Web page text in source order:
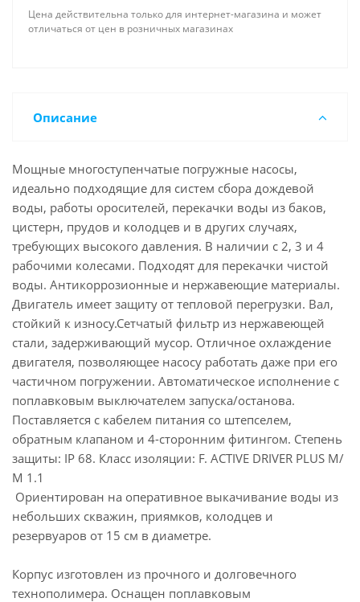
исполнение с поплавковым выключателем
запуска/останова. Поставляется с кабелем питания
Цена действительна только для интернет-магазина и может
отличаться от цен в розничных магазинах
Описание
Мощные многоступенчатые погружные насосы,
идеально подходящие для систем сбора дождевой
воды, работы оросителей, перекачки воды из баков,
цистерн, прудов и колодцев и в других случаях,
требующих высокого давления. В наличии с 2, 3 и 4
рабочими колесами. Подходят для перекачки чистой
воды. Антикоррозионные и нержавеющие материалы.
Двигатель имеет защиту от тепловой перегрузки. Вал,
стойкий к износу.Сетчатый фильтр из нержавеющей
стали, задерживающий мусор. Отличное охлаждение
двигателя, позволяющее насосу работать даже при его
частичном погружении. Автоматическое исполнение с
поплавковым выключателем запуска/останова.
Поставляется с кабелем питания со штепселем,
обратным клапаном и 4-сторонним фитингом. Степень
защиты: IP 68. Класс изоляции: F. ACTIVE DRIVER PLUS M/
М 1.1
Ориентирован на оперативное выкачивание воды из
небольших скважин, приямков, колодцев и
резервуаров от 15 см в диаметре.
Корпус изготовлен из прочного и долговечного
технополимера. Оснащен поплавковым